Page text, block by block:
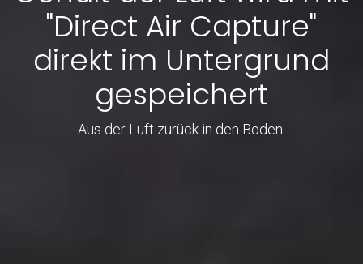
"Direct Air Capture"
direkt im Untergrund
gespeichert
Aus der Luft zurück in den Boden.